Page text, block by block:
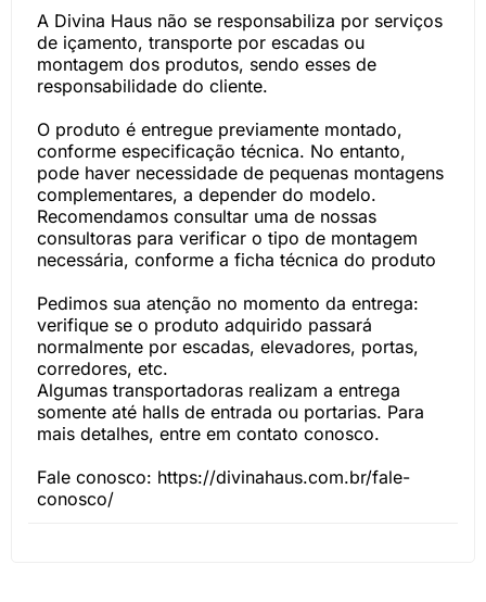
A Divina Haus não se responsabiliza por serviços
de içamento, transporte por escadas ou
montagem dos produtos, sendo esses de
responsabilidade do cliente.
O produto é entregue previamente montado,
conforme especificação técnica. No entanto,
pode haver necessidade de pequenas montagens
complementares, a depender do modelo.
Recomendamos consultar uma de nossas
consultoras para verificar o tipo de montagem
necessária, conforme a ficha técnica do produto
Pedimos sua atenção no momento da entrega:
verifique se o produto adquirido passará
normalmente por escadas, elevadores, portas,
corredores, etc.
Algumas transportadoras realizam a entrega
somente até halls de entrada ou portarias. Para
mais detalhes, entre em contato conosco.
Fale conosco: https://divinahaus.com.br/fale-
conosco/